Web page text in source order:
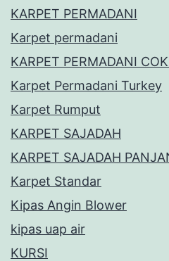
KARPET PERMADANI
Karpet permadani
KARPET PERMADANI
Karpet Permadani Turkey
Karpet Rumput
KARPET SAJADAH
KARPET SAJADAH
Karpet Standar
Kipas Angin Blower
kipas uap air
KURSI